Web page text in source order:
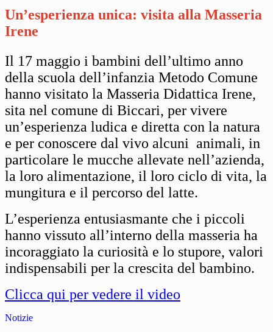
Un’esperienza unica: visita alla Masseria
Irene
Il 17 maggio i bambini dell’ultimo anno
della scuola dell’infanzia Metodo Comune
hanno visitato la Masseria Didattica Irene,
sita nel comune di Biccari, per vivere
un’esperienza ludica e diretta con la natura
e per conoscere dal vivo alcuni animali, in
particolare le mucche allevate nell’azienda,
la loro alimentazione, il loro ciclo di vita, la
mungitura e il percorso del latte.
L’esperienza entusiasmante che i piccoli
hanno vissuto all’interno della masseria ha
incoraggiato la curiosità e lo stupore, valori
indispensabili per la crescita del bambino.
Clicca qui per vedere il video
Notizie